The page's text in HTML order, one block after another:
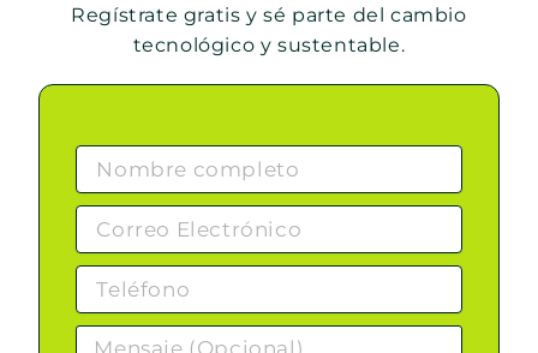
Regístrate gratis y sé parte del cambio
tecnológico y sustentable.